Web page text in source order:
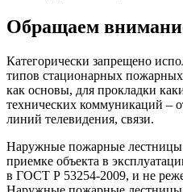
Обращаем
Категорически запрещено
типов стационарных
как основы, для прокладки
технических коммуникаций –
линий телевидения, связи.
Наружные пожарные
приемке объекта в
в ГОСТ Р 53254-2009, и не реже